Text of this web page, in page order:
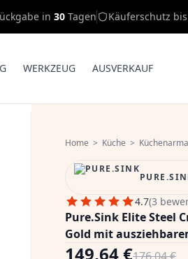
in 30 Tagen Käuferschutz bis
WERKZEUG AUSVERKAUF
Home > Küche >
4.7(3
Pure.Sink Elite Steel
Gold mit
149,64 €